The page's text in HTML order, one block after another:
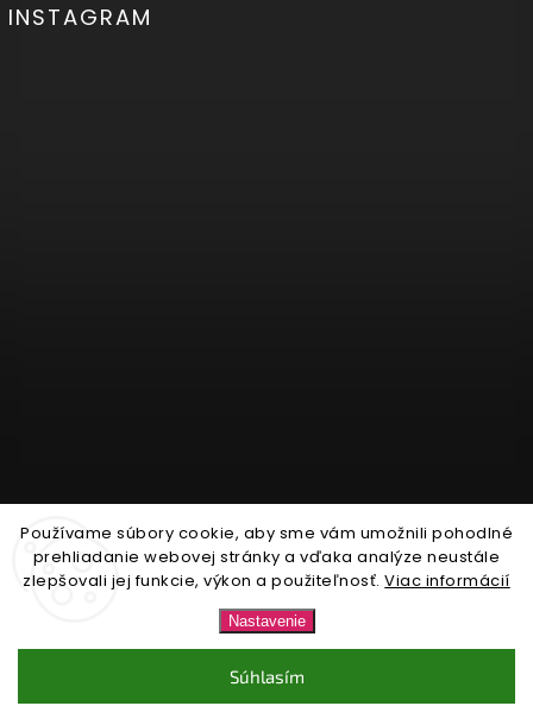
Používame súbory cookie, aby sme vám umožnili pohodlné
prehliadanie webovej stránky a vďaka analýze neustále
zlepšovali jej funkcie, výkon a použiteľnosť.Viac informácií
Nastavenie
Súhlasím
INSTAGRAM
Sledovať na Instagrame
Nonari.sk. Všetky práva vyhradené.
Upraviť nastavenie cookies
Shoptet| Design